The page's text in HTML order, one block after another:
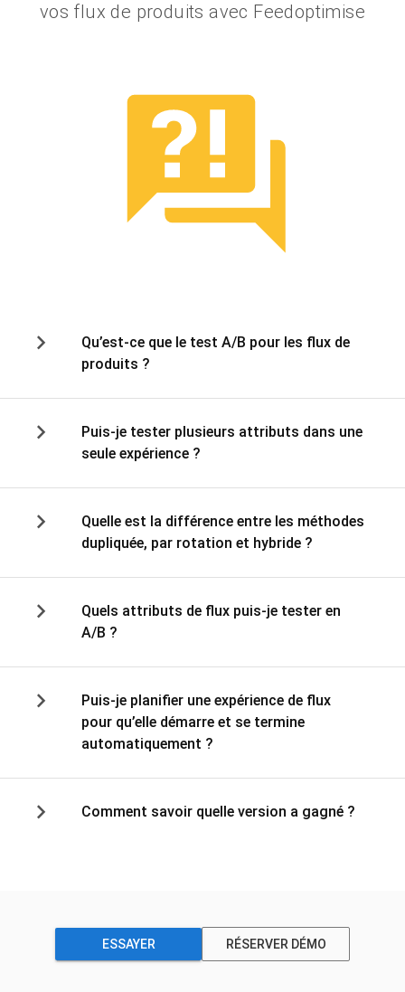
vos flux de produits avec Feedoptimise
Qu’est-ce que le test A/B pour les flux de
produits ?
Puis-je tester plusieurs attributs dans une
seule expérience ?
Quelle est la différence entre les méthodes
dupliquée, par rotation et hybride ?
Quels attributs de flux puis-je tester en
A/B ?
Puis-je planifier une expérience de flux
pour qu’elle démarre et se termine
automatiquement ?
Comment savoir quelle version a gagné ?
ESSAYER RÉSERVER DÉMO